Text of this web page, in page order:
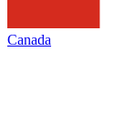
Canada